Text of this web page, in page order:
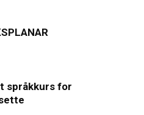
språkkurs for